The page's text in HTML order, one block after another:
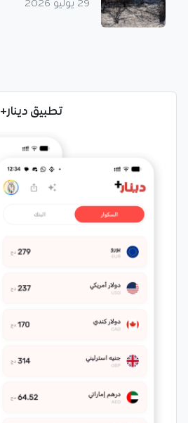
29 يوليو 2026
تطبيق دينار+